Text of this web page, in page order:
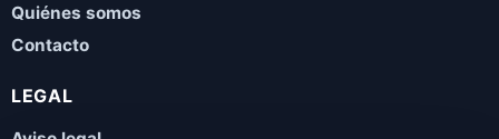
Quiénes somos
Contacto
LEGAL